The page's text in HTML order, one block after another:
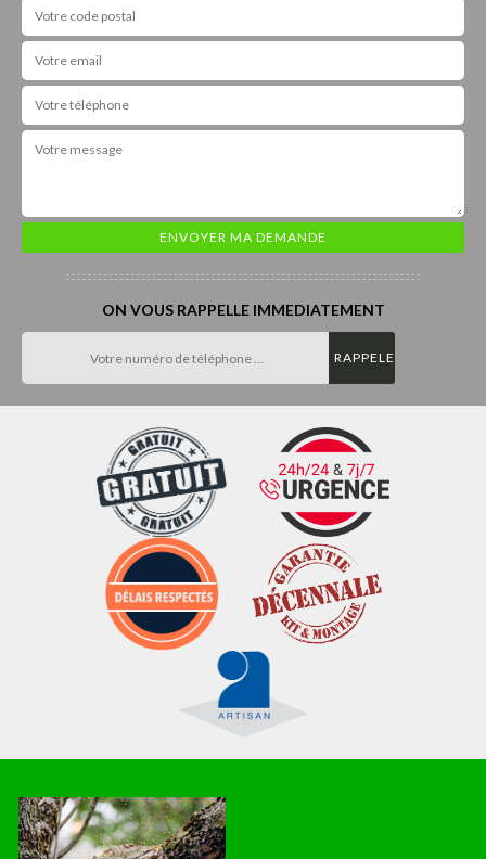
ON VOUS RAPPELLE IMMEDIATEMENT